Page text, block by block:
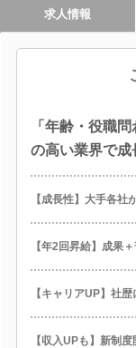
求人情報
「年齢・役職
の高い業界で成
【成長性】大手各社
【年2回昇給】成果
【キャリアUP】社
【収入UPも】新制